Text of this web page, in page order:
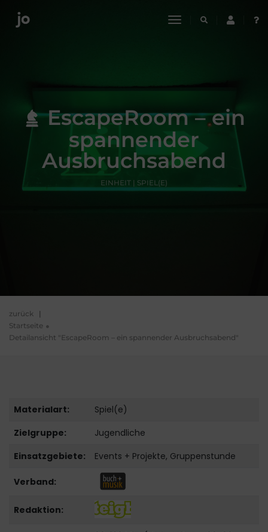
toggle
EscapeRoom – ein
spannender
Ausbruchsabend
EINHEIT | SPIEL(E)
zurück |
Startseite
Detailansicht "EscapeRoom – ein spannender Ausbruchsabend"
Materialart:
Spiel(e)
Zielgruppe:
Jugendliche
Einsatzgebiete:
Events + Projekte, Gruppenstunde
Verband:
Redaktion: